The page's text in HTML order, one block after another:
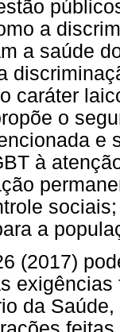
a
a saúde
caráter
o
e
à
a
(2017)
da